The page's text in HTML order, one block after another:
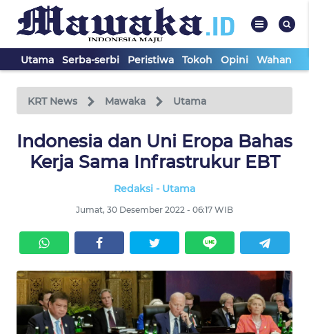
Utama Serba-serbi Peristiwa Tokoh Opini Wahana
KRT News Mawaka Utama
Indonesia dan Uni Eropa Bahas
Kerja Sama Infrastrukur EBT
Redaksi - Utama
Jumat, 30 Desember 2022 - 06:17 WIB
TV
Tutup
UTAMA
PERISTIWA
TOKOH
OPINI